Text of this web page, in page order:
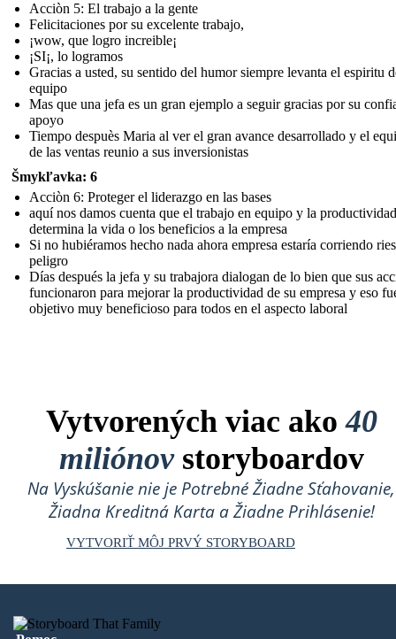
Acciòn 5: El trabajo a la gente
Felicitaciones por su excelente trabajo,
¡wow, que logro increible¡
¡SI¡, lo logramos
Gracias a usted, su sentido del humor siempre levanta el espiritu
equipo
Mas que una jefa es un gran ejemplo a seguir gracias por su
apoyo
Tiempo despuès Maria al ver el gran avance desarrollado y el
de las ventas reunio a sus inversionistas
Šmykľavka: 6
Acciòn 6: Proteger el liderazgo en las bases
aquí nos damos cuenta que el trabajo en equipo y la
determina la vida o los beneficios a la empresa
Si no hubiéramos hecho nada ahora empresa estaría corriendo
peligro
Días después la jefa y su trabajora dialogan de lo bien que sus
funcionaron para mejorar la productividad de su empresa y eso
objetivo muy beneficioso para todos en el aspecto laboral
Vytvorených viac ako40
miliónovstoryboardov
Na Vyskúšanie nie je Potrebné Žiadne Sťahovanie,
Žiadna Kreditná Karta a Žiadne Prihlásenie!
VYTVORIŤ MÔJ PRVÝ STORYBOARD